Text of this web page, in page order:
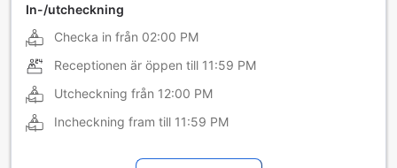
In-/utcheckning
Checka in från 02:00 PM
Receptionen är öppen till 11:59 PM
Utcheckning från 12:00 PM
Incheckning fram till 11:59 PM